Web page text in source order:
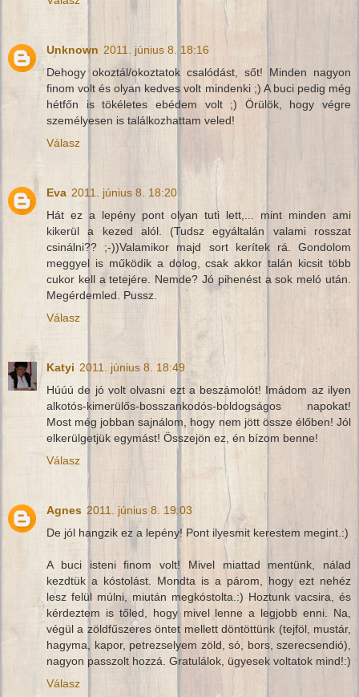
Unknown 2011. június 8. 18:16
Dehogy okoztál/okoztatok csalódást, sőt! Minden nagyon
finom volt és olyan kedves volt mindenki ;) A buci pedig még
hétfőn is tökéletes ebédem volt ;) Örülök, hogy végre
személyesen is találkozhattam veled!
Válasz
Eva 2011. június 8. 18:20
Hát ez a lepény pont olyan tuti lett,... mint minden ami
kikerül a kezed alól. (Tudsz egyáltalán valami rosszat
csinálni?? ;-))Valamikor majd sort kerítek rá. Gondolom
meggyel is működik a dolog, csak akkor talán kicsit több
cukor kell a tetejére. Nemde? Jó pihenést a sok meló után.
Megérdemled. Pussz.
Válasz
Katyi 2011. június 8. 18:49
Húúú de jó volt olvasni ezt a beszámolót! Imádom az ilyen
alkotós-kimerülős-bosszankodós-boldogságos napokat!
Most még jobban sajnálom, hogy nem jött össze élőben! Jól
elkerülgetjük egymást! Összejön ez, én bízom benne!
Válasz
Agnes 2011. június 8. 19:03
De jól hangzik ez a lepény! Pont ilyesmit kerestem megint.:)
A buci isteni finom volt! Mivel miattad mentünk, nálad
kezdtük a kóstolást. Mondta is a párom, hogy ezt nehéz
lesz felül múlni, miután megkóstolta.:) Hoztunk vacsira, és
kérdeztem is tőled, hogy mivel lenne a legjobb enni. Na,
végül a zöldfűszeres öntet mellett döntöttünk (tejföl, mustár,
hagyma, kapor, petrezselyem zöld, só, bors, szerecsendió),
nagyon passzolt hozzá. Gratulálok, ügyesek voltatok mind!:)
Válasz